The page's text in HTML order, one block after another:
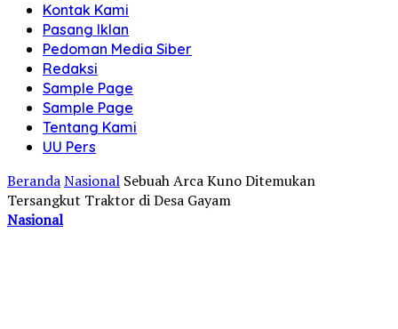
Kontak Kami
Pasang Iklan
Pedoman Media Siber
Redaksi
Sample Page
Sample Page
Tentang Kami
UU Pers
BerandaNasional Sebuah Arca Kuno Ditemukan
Tersangkut Traktor di Desa Gayam
Nasional